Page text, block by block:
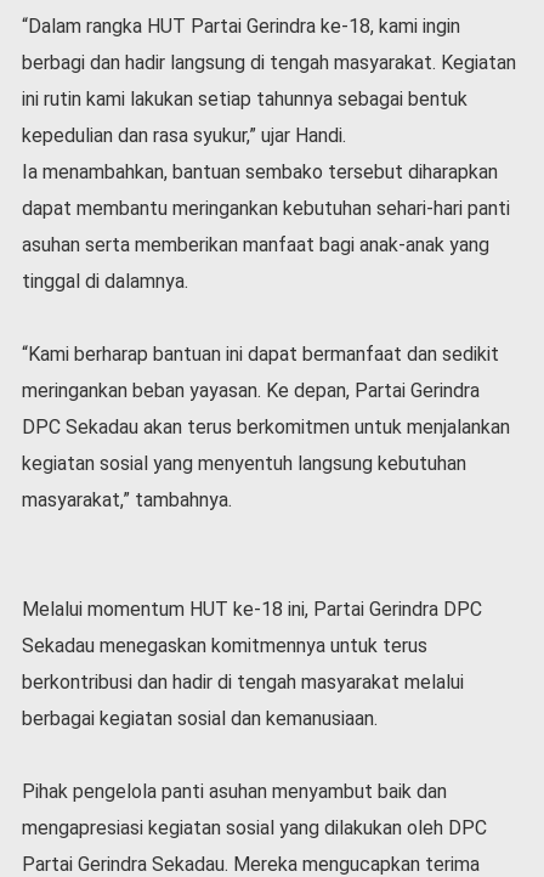
s
o
n
l
“Dalam rangka HUT Partai Gerindra ke-18, kami ingin
berbagi dan hadir langsung di tengah masyarakat. Kegiatan
ini rutin kami lakukan setiap tahunnya sebagai bentuk
kepedulian dan rasa syukur,” ujar Handi.
Ia menambahkan, bantuan sembako tersebut diharapkan
dapat membantu meringankan kebutuhan sehari-hari panti
asuhan serta memberikan manfaat bagi anak-anak yang
tinggal di dalamnya.
“Kami berharap bantuan ini dapat bermanfaat dan sedikit
meringankan beban yayasan. Ke depan, Partai Gerindra
DPC Sekadau akan terus berkomitmen untuk menjalankan
kegiatan sosial yang menyentuh langsung kebutuhan
masyarakat,” tambahnya.
Melalui momentum HUT ke-18 ini, Partai Gerindra DPC
Sekadau menegaskan komitmennya untuk terus
berkontribusi dan hadir di tengah masyarakat melalui
berbagai kegiatan sosial dan kemanusiaan.
Pihak pengelola panti asuhan menyambut baik dan
mengapresiasi kegiatan sosial yang dilakukan oleh DPC
Partai Gerindra Sekadau. Mereka mengucapkan terima